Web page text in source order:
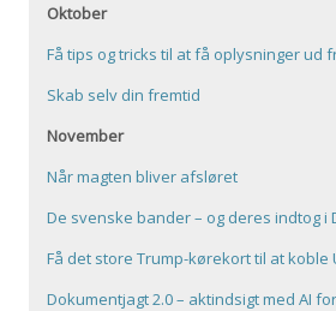
Oktober
Få tips og tricks til at få oplysninger ud
Skab selv din fremtid
November
Når magten bliver afsløret
De svenske bander – og deres indtog i
Få det store Trump-kørekort til at koble
Dokumentjagt 2.0 – aktindsigt med AI